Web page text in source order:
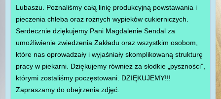
Lubaszu. Poznaliśmy całą linię produkcyjną powstawania i
pieczenia chleba oraz rożnych wypieków cukierniczych.
Serdecznie dziękujemy Pani Magdalenie Sendal za
umożliwienie zwiedzenia Zakładu oraz wszystkim osobom,
które nas oprowadzały i wyjaśniały skomplikowaną strukturę
pracy w piekarni. Dziękujemy również za słodkie „pyszności”,
którymi zostaliśmy poczęstowani. DZIĘKUJEMY!!!
Zapraszamy do obejrzenia zdjęć.